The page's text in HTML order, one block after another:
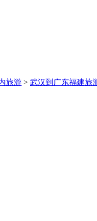
旅游 > 武汉到广东福建旅